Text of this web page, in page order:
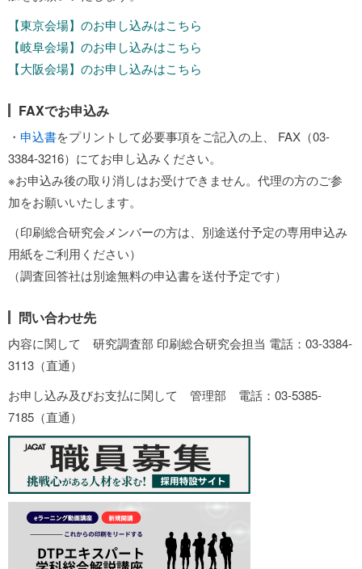
【東京会場】のお申し込みはこちら
【岐阜会場】のお申し込みはこちら
【大阪会場】のお申し込みはこちら
FAXでお申込み
・ 申込書をプリントして必要事項をご記入の上、 FAX（03-
3384-3216）にてお申し込みください。
※お申込み後の取り消しはお受けできません。代理の方のご参
加をお願いいたします。
（印刷総合研究会メンバーの方は、別途送付予定の専用申込み
用紙をご利用ください）
（調査回答社は別途無料の申込書を送付予定です）
問い合わせ先
内容に関して 研究調査部 印刷総合研究会担当 電話：03-3384-
3113（直通）
お申し込み及びお支払に関して 管理部 電話：03-5385-
7185（直通）